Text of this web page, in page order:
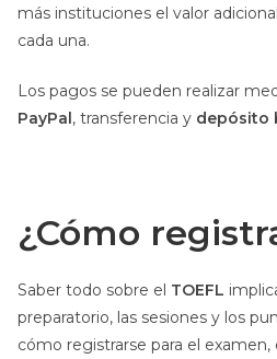
más instituciones el valor
cada una.
Los pagos se pueden realizar
PayPal, transferencia y depósito
¿Cómo
Saber todo sobre el TOEFL
preparatorio, las sesiones y los
cómo registrarse para el examen,